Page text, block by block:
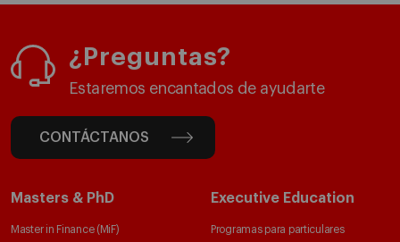
¿Preguntas?
Estaremos encantados de ayudarte
CONTÁCTANOS
Masters & PhD
Master in Finance (MiF)
Executive Education
Programas para particulares